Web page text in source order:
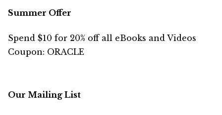
Summer Offer
Spend $10 for 20% off all eBooks and Videos
Coupon: ORACLE
Our Mailing List